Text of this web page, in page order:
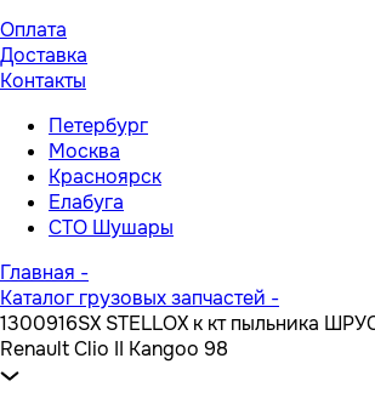
Оплата
Доставка
Контакты
Петербург
Москва
Красноярск
Елабуга
СТО Шушары
Главная -
Каталог грузовых запчастей -
1300916SX STELLOX к кт пыльника
Renault Clio II Kangoo 98